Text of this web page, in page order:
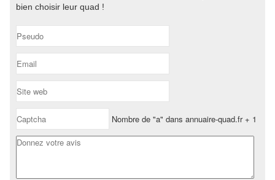
bien choisir leur quad !
Nombre de "a" dans annuaire-quad.fr + 1